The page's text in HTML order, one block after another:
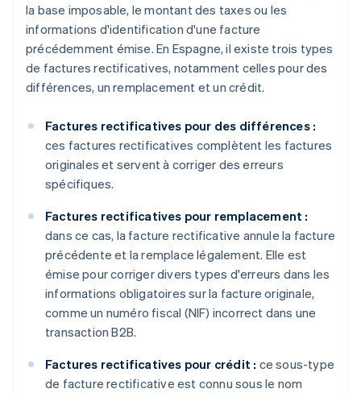
la base imposable, le montant des taxes ou les
informations d'identification d'une facture
précédemment émise. En Espagne, il existe trois types
de factures rectificatives, notamment celles pour des
différences, un remplacement et un crédit.
Factures rectificatives pour des différences :
ces factures rectificatives complètent les factures
originales et servent à corriger des erreurs
spécifiques.
Factures rectificatives pour remplacement :
dans ce cas, la facture rectificative annule la facture
précédente et la remplace légalement. Elle est
émise pour corriger divers types d'erreurs dans les
informations obligatoires sur la facture originale,
comme un numéro fiscal (NIF) incorrect dans une
transaction B2B.
Factures rectificatives pour crédit : ce sous-type
de facture rectificative est connu sous le nom